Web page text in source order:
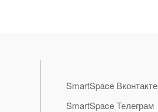
SmartSpace Вконтакте
SmartSpace Телеграм